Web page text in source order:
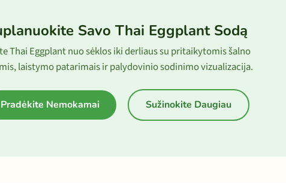
Savo Thai Eggplant Sodą
Thai Eggplant nuo sėklos iki derliaus su pritaikytomis šalno
laistymo patarimais ir palydovinio sodinimo vizualizacija.
Pradėkite Nemokamai Sužinokite Daugiau